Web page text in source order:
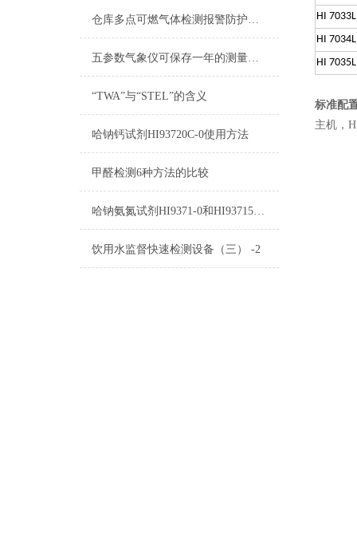
仓库多点可燃气体检测报警防护解决方案
五参数气象仪可保存一年的测量数据
“TWA”与“STEL”的含义
哈钠钙试剂HI93720C-0使用方法
甲醛检测6种方法的比较
哈钠氨氮试剂HI9371-0和HI93715B-0使用方法
饮用水监督快速检测设备（三） -2
HI 7033L
HI 7034L
HI 7035L
标准配
主机，